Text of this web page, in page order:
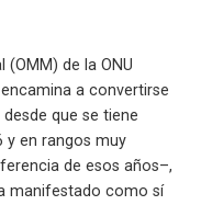
de la ONU
a convertirse
que se tiene
y en rangos muy
de esos años–,
manifestado como sí